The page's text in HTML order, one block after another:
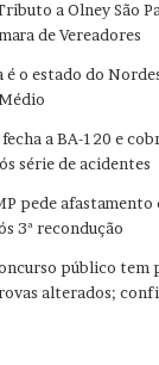
a Olney São
de Vereadores
é o estado do
a BA-120 e
série de acidentes
pede
3ª recondução
público tem
alterados;